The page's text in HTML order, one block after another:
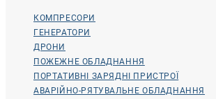
КОМПРЕСОРИ
ГЕНЕРАТОРИ
ДРОНИ
ПОЖЕЖНЕ ОБЛАДНАННЯ
ПОРТАТИВНІ ЗАРЯДНІ ПРИСТРОЇ
АВАРІЙНО-РЯТУВАЛЬНЕ ОБЛАДНАННЯ